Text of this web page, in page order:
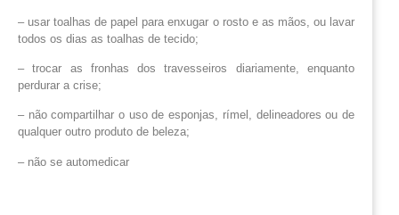
– usar toalhas de papel para enxugar o rosto e as mãos, ou lavar
todos os dias as toalhas de tecido;
– trocar as fronhas dos travesseiros diariamente, enquanto
perdurar a crise;
– não compartilhar o uso de esponjas, rímel, delineadores ou de
qualquer outro produto de beleza;
– não se automedicar